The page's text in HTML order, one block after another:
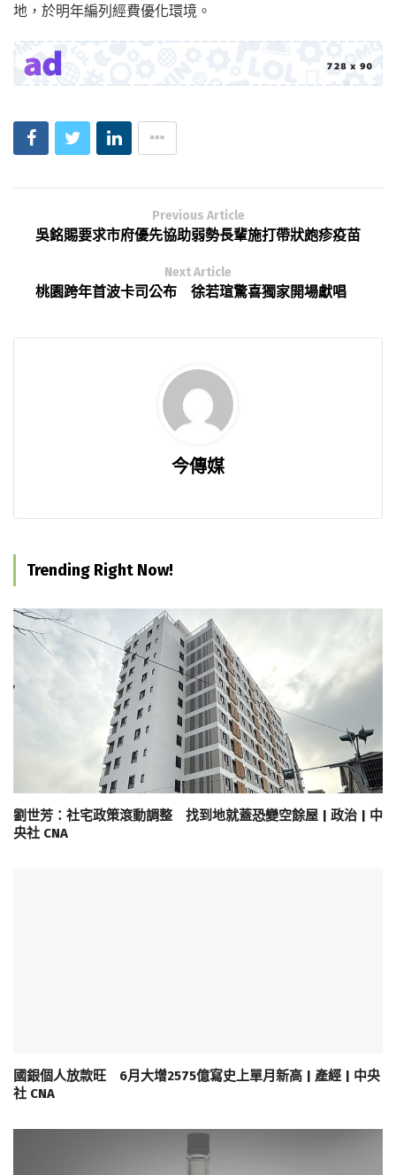
地，於明年編列經費優化環境。
Previous Article
吳銘賜要求市府優先協助弱勢長輩施打帶狀皰疹疫苗
Next Article
桃園跨年首波卡司公布 徐若瑄驚喜獨家開場獻唱
今傳媒
Trending Right Now!
劉世芳：社宅政策滾動調整 找到地就蓋恐變空餘屋 | 政治 | 中
央社 CNA
國銀個人放款旺 6月大增2575億寫史上單月新高 | 產經 | 中央
社 CNA